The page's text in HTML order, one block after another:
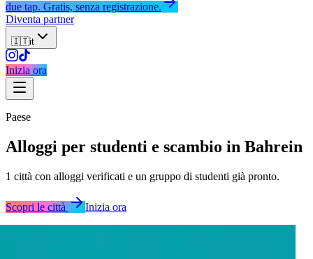
due tap. Gratis, senza registrazione.
Diventa partner
🇮🇹it
Inizia ora
Paese
Alloggi per studenti e scambio in Bahrein
1 città con alloggi verificati e un gruppo di studenti già pronto.
Scopri le città
Inizia ora